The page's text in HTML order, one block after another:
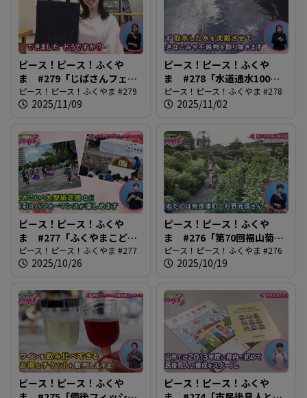
ピース！ピース！ふくや
ま #279「じばさんフェア
2025」
ピース！ピース！ふくやま #279
2025/11/09
ピース！ピース！ふくや
ま #278「水道通水100周
年」
ピース！ピース！ふくやま #278
2025/11/02
ピース！ピース！ふくや
ま #277「ふくやまこども
フェスティバル2025」
ピース！ピース！ふくやま #277
2025/10/26
ピース！ピース！ふくや
ま #276「第70回福山菊花
展覧会」
ピース！ピース！ふくやま #276
2025/10/19
ピース！ピース！ふくや
ピース！ピース！ふくや